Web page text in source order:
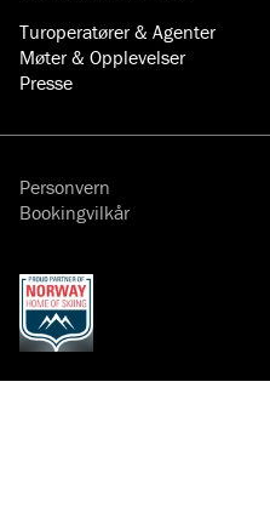
Turoperatører & Agenter
Møter & Opplevelser
Presse
Personvern
Bookingvilkår